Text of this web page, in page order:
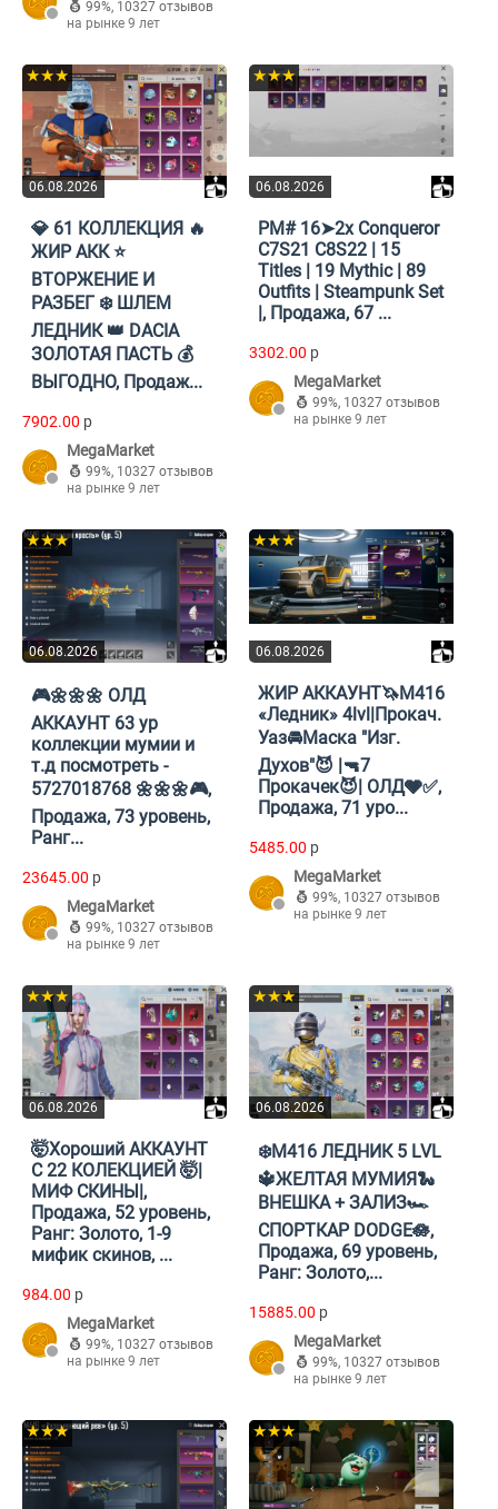
99%, 10327 отзывов
на рынке 9 лет
06.08.2026
★★★
💎 61 КОЛЛЕКЦИЯ 🔥
ЖИР АКК ⭐
ВТОРЖЕНИЕ И
РАЗБЕГ ❄️ ШЛЕМ
ЛЕДНИК 👑 DACIA
ЗОЛОТАЯ ПАСТЬ 💰
ВЫГОДНО, Продаж...
7902.00 p
MegaMarket
99%, 10327 отзывов
на рынке 9 лет
06.08.2026
★★★
PM# 16➤2x Conqueror
C7S21 C8S22 | 15
Titles | 19 Mythic | 89
Outfits | Steampunk Set
|, Продажа, 67 ...
3302.00 p
MegaMarket
99%, 10327 отзывов
на рынке 9 лет
06.08.2026
★★★
🎮🌼🌼🌼 ОЛД
АККАУНТ 63 ур
коллекции мумии и
т.д посмотреть -
5727018768 🌼🌼🌼🎮,
Продажа, 73 уровень,
Ранг...
23645.00 p
MegaMarket
99%, 10327 отзывов
на рынке 9 лет
06.08.2026
★★★
ЖИР АККАУНТ🦄M416
«Ледник» 4lvl|Прокач.
Уаз🚘Маска "Изг.
Духов"😈 |🔫7
Прокачек😈| ОЛД🩶✅,
Продажа, 71 уро...
5485.00 p
MegaMarket
99%, 10327 отзывов
на рынке 9 лет
06.08.2026
★★★
🤯Хороший АККАУНТ
С 22 КОЛЕКЦИЕЙ 🤯|
МИФ СКИНЫ|,
Продажа, 52 уровень,
Ранг: Золото, 1-9
мифик скинов, ...
984.00 p
MegaMarket
99%, 10327 отзывов
на рынке 9 лет
06.08.2026
★★★
❄️М416 ЛЕДНИК 5 LVL
🔱ЖЕЛТАЯ МУМИЯ🐍
ВНЕШКА + ЗАЛИЗ🏎️
СПОРТКАР DODGE🪷,
Продажа, 69 уровень,
Ранг: Золото,...
15885.00 p
MegaMarket
99%, 10327 отзывов
на рынке 9 лет
★★★ ★★★